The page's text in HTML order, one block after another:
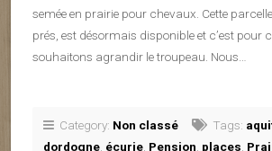
semée en prairie pour chevaux. Cette
prés, est désormais disponible et c’est pour
souhaitons agrandir le troupeau. Nous…
Category: Non classé Tags:
dordogne écurie Pension places